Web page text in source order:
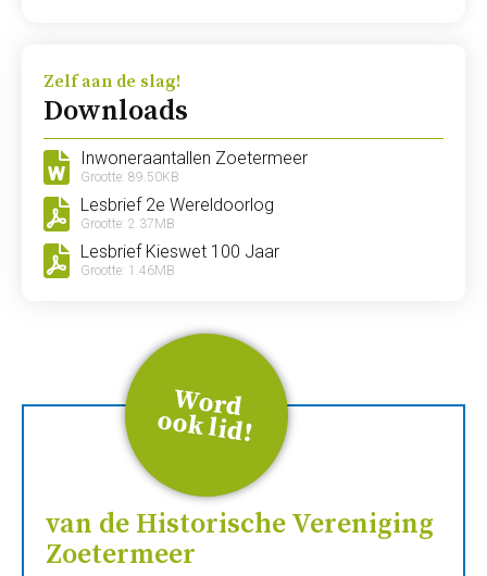
Zelf aan de slag!
Downloads
Inwoneraantallen Zoetermeer
Grootte: 89.50KB
Lesbrief 2e Wereldoorlog
Grootte: 2.37MB
Lesbrief Kieswet 100 Jaar
Grootte: 1.46MB
W
ord
ook
lid
!
van de Historische Vereniging
Zoetermeer